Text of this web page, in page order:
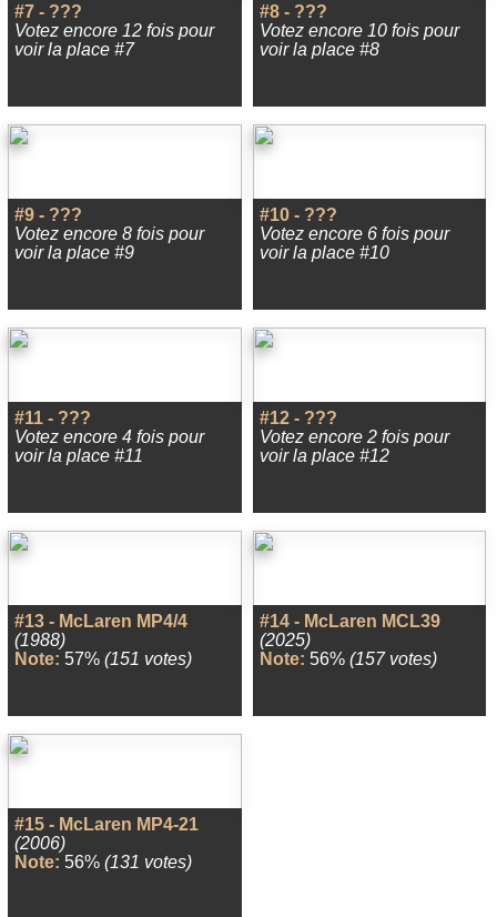
#7 - ???
Votez encore 12 fois pour
voir la place #7
#8 - ???
Votez encore 10 fois pour
voir la place #8
#9 - ???
Votez encore 8 fois pour
voir la place #9
#10 - ???
Votez encore 6 fois pour
voir la place #10
#11 - ???
Votez encore 4 fois pour
voir la place #11
#12 - ???
Votez encore 2 fois pour
voir la place #12
#13 - McLaren MP4/4
(1988)
Note: 57% (151 votes)
#14 - McLaren MCL39
(2025)
Note: 56% (157 votes)
#15 - McLaren MP4-21
(2006)
Note: 56% (131 votes)